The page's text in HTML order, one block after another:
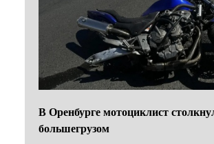
В Оренбурге мотоциклист
большегрузом